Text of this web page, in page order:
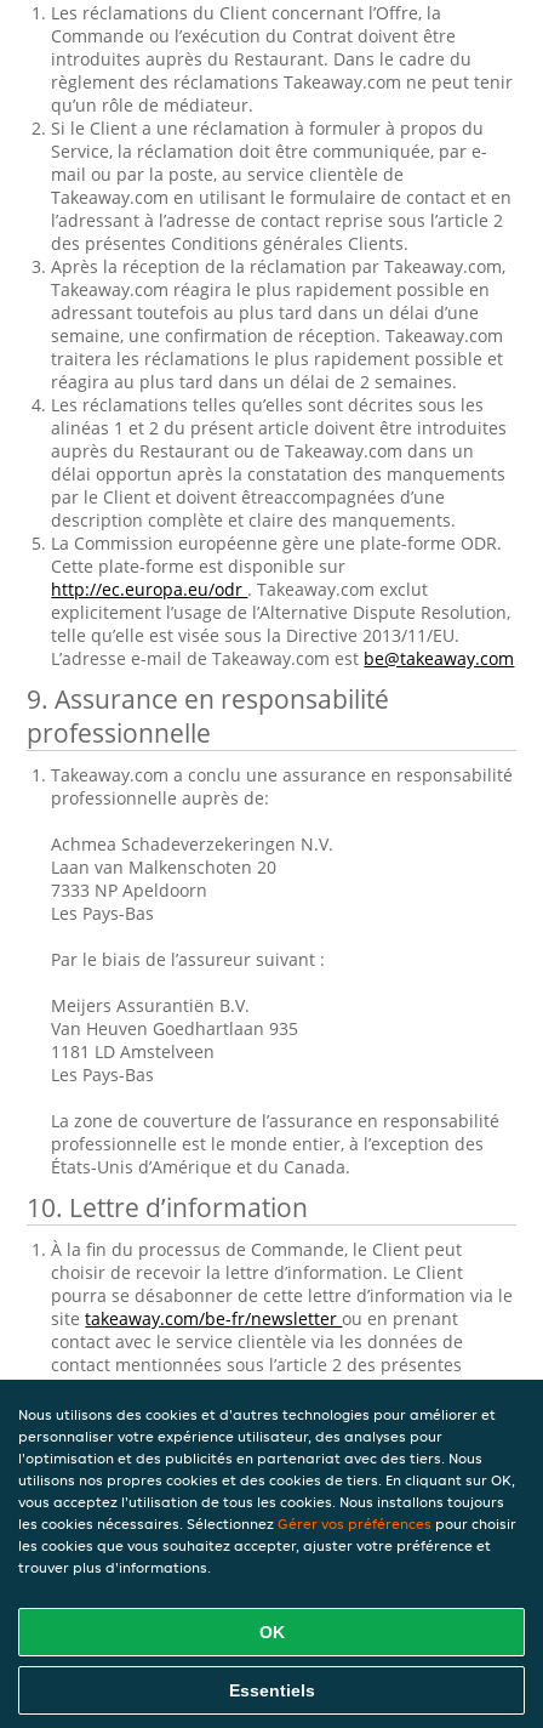
Les réclamations du Client concernant l’Offre, la
Commande ou l’exécution du Contrat doivent être
introduites auprès du Restaurant. Dans le cadre du
règlement des réclamations Takeaway.com ne peut tenir
qu’un rôle de médiateur.
Si le Client a une réclamation à formuler à propos du
Service, la réclamation doit être communiquée, par e-
mail ou par la poste, au service clientèle de
Takeaway.com en utilisant le formulaire de contact et en
l’adressant à l’adresse de contact reprise sous l’article 2
des présentes Conditions générales Clients.
Après la réception de la réclamation par Takeaway.com,
Takeaway.com réagira le plus rapidement possible en
adressant toutefois au plus tard dans un délai d’une
semaine, une confirmation de réception. Takeaway.com
traitera les réclamations le plus rapidement possible et
réagira au plus tard dans un délai de 2 semaines.
Les réclamations telles qu’elles sont décrites sous les
alinéas 1 et 2 du présent article doivent être introduites
auprès du Restaurant ou de Takeaway.com dans un
délai opportun après la constatation des manquements
par le Client et doivent êtreaccompagnées d’une
description complète et claire des manquements.
La Commission européenne gère une plate-forme ODR.
Cette plate-forme est disponible sur
http://ec.europa.eu/odr . Takeaway.com exclut
explicitement l’usage de l’Alternative Dispute Resolution,
telle qu’elle est visée sous la Directive 2013/11/EU.
L’adresse e-mail de Takeaway.com est be@takeaway.com
9. Assurance en responsabilité
professionnelle
Takeaway.com a conclu une assurance en responsabilité
professionnelle auprès de:
Achmea Schadeverzekeringen N.V.
Laan van Malkenschoten 20
7333 NP Apeldoorn
Les Pays-Bas
Par le biais de l’assureur suivant :
Meijers Assurantiën B.V.
Van Heuven Goedhartlaan 935
1181 LD Amstelveen
Les Pays-Bas
La zone de couverture de l’assurance en responsabilité
professionnelle est le monde entier, à l’exception des
États-Unis d’Amérique et du Canada.
10. Lettre d’information
À la fin du processus de Commande, le Client peut
choisir de recevoir la lettre d’information. Le Client
pourra se désabonner de cette lettre d’information via le
sitetakeaway.com/be-fr/newsletterou en prenant
contact avec le service clientèle via les données de
contact mentionnées sous l’article 2 des présentes
Conditions générales Clients sous ‘contact’.
11. Consultation et correction des
données personnelles stockées
Takeaway.com traitera les données personnelles
relatives au Client. Ce processus de traitement de
données personnelles est régi parCharte vie privée.
Nous utilisons des cookies et d'autres technologies pour améliorer et
personnaliser votre expérience utilisateur, des analyses pour
l'optimisation et des publicités en partenariat avec des tiers. Nous
utilisons nos propres cookies et des cookies de tiers. En cliquant sur OK,
vous acceptez l'utilisation de tous les cookies. Nous installons toujours
les cookies nécessaires. Sélectionnez Gérer vos préférences pour choisir
les cookies que vous souhaitez accepter, ajuster votre préférence et
trouver plus d'informations.
OK
Essentiels